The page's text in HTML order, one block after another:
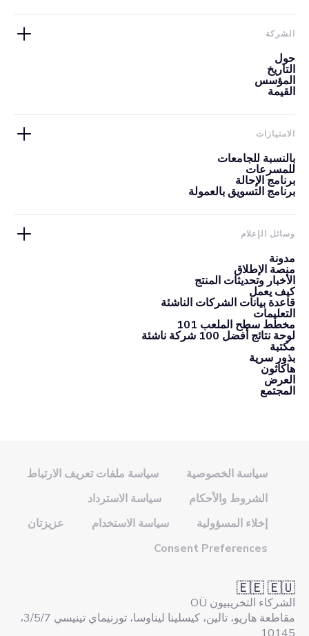
الشركة
حول
التاريخ
المؤسس
القيمة
الامتيازات
بالنسبة للجامعات
للمسرعات
برنامج الإحالة
برنامج التسويق بالعمولة
وسائل الإعلام
مدونة
منصة الإطلاق
الأخبار وتحديثات المنتج
كيف يعمل
قاعدة بيانات الشركات الناشئة
التعليمات
مخطط سطح الملعب 101
لوحة نتائج أفضل 100 شركة ناشئة
مكتبة
بذور سرية
هاكاثون
العرض
المجتمع
سياسة الخصوصية
سياسة ملفات تعريف الارتباط
الشروط والأحكام
سياسة الاسترداد
إخلاء المسؤولية
سياسة الاستخدام
عزيزتان
Consent Preferences
🇪🇪 🇪🇺
الشركاء التخريبيون OÜ
مقاطعة هاريو، تالين، كيسلينا ليناوسا، تورنيماي تينيسي 3/5/7،
10145